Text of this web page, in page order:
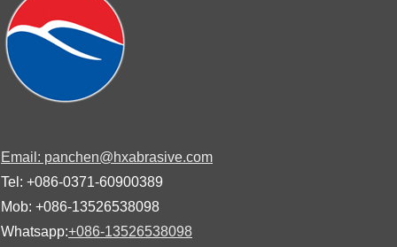
Email: panchen@hxabrasive.com
Tel: +086-0371-60900389
Mob: +086-13526538098
Whatsapp:+086-13526538098